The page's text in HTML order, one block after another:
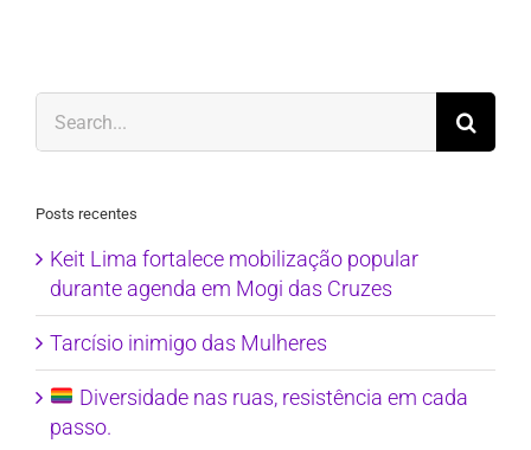
for:
Posts recentes
Keit Lima fortalece mobilização popular
durante agenda em Mogi das Cruzes
Tarcísio inimigo das Mulheres
Diversidade nas ruas, resistência em cada
passo.